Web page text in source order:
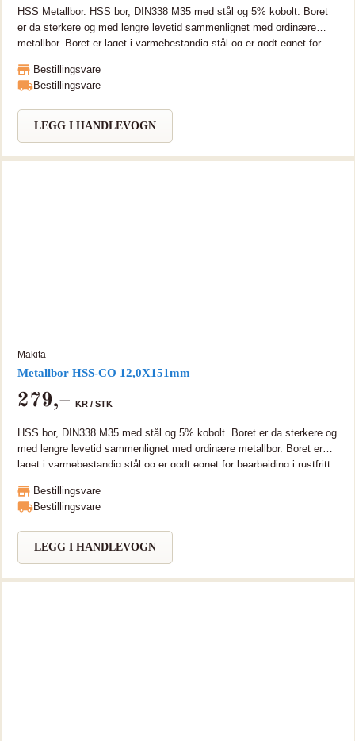
HSS Metallbor. HSS bor, DIN338 M35 med stål og 5% kobolt. Boret
er da sterkere og med lengre levetid sammenlignet med ordinære
metallbor. Boret er laget i varmebestandig stål og er godt egnet for
Bestillingsvare
Bestillingsvare
LEGG I HANDLEVOGN
Makita
Metallbor HSS-CO 12,0X151mm
279,– KR / STK
HSS bor, DIN338 M35 med stål og 5% kobolt. Boret er da sterkere og
med lengre levetid sammenlignet med ordinære metallbor. Boret er
laget i varmebestandig stål og er godt egnet for bearbeiding i rustfritt
er da sterkere og med lengre levetid sammenlignet med ordinære
metallbor. Boret er laget i varmebestandig stål og er godt egnet for
Bestillingsvare
Bestillingsvare
LEGG I HANDLEVOGN